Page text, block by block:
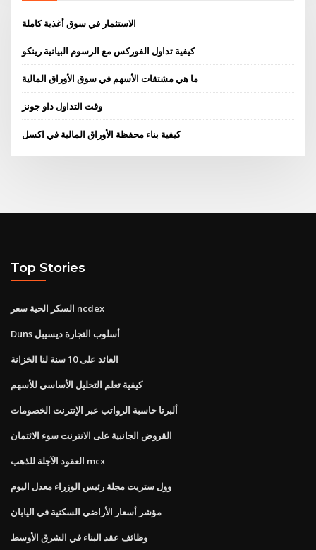
الاستثمار في سوق أغذية كاملة
كيفية تداول الفوركس مع الرسوم البيانية رينكو
ما هي مشتقات الأسهم في سوق الأوراق المالية
وقت التداول داو جونز
كيفية بناء محفظة الأوراق المالية في اكسل
Top Stories
السكر الحية سعر ncdex
Duns أسلوب التجارة ديسيبل
العائد على 10 سنة لنا الخزانة
كيفية تعلم التحليل الأساسي للأسهم
ألبرتا حاسبة الرواتب عبر الإنترنت الخصومات
القروض الجانبية على الانترنت سوء الائتمان
العقود الآجلة للذهب mcx
وول ستريت مجلة رئيس الوزراء معدل اليوم
مؤشر أسعار الأراضي السكنية في اليابان
وظائف عقد البناء في الشرق الأوسط